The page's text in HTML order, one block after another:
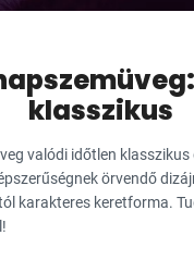
klasszikus
valódi időtlen
örvendő
karakteres keretforma.